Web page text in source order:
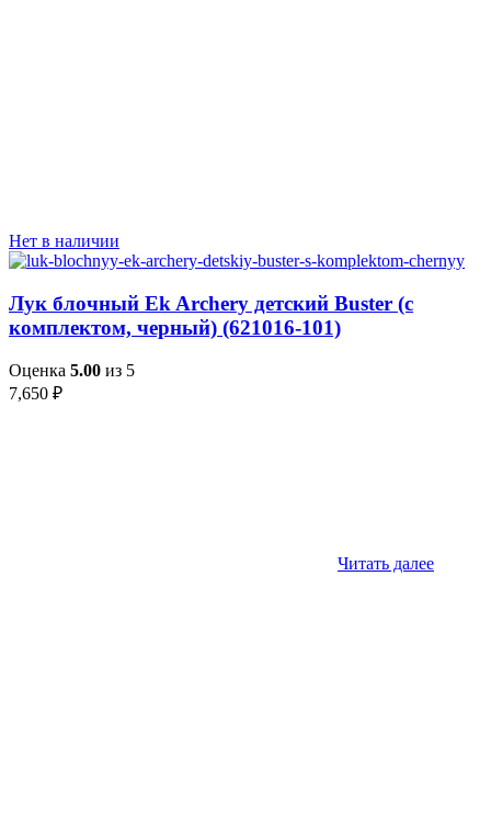
Нет в наличии
Лук блочный Ek Archery детский Buster (с
комплектом, черный) (621016-101)
Оценка 5.00 из 5
7,650 ₽
Читать далее